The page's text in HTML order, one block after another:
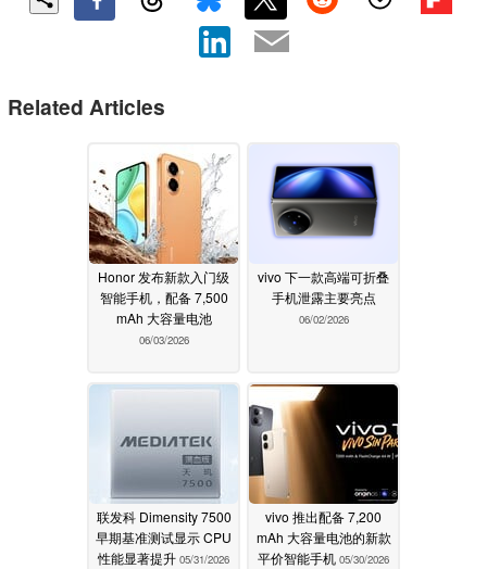
Related Articles
Honor 发布新款入门级
智能手机，配备 7,500
mAh 大容量电池
06/03/2026
vivo 下一款高端可折叠
手机泄露主要亮点
06/02/2026
联发科 Dimensity 7500
早期基准测试显示 CPU
性能显著提升 05/31/2026
vivo 推出配备 7,200
mAh 大容量电池的新款
平价智能手机 05/30/2026